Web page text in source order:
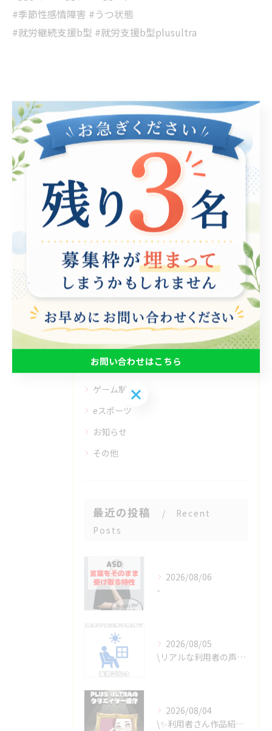
#季節性感情障害 #うつ状態
#就労継続支援b型 #就労支援b型plusultra
< 前のページ 一覧に戻る 次のページ >
関連タグ
#就労継続支援B型
カテゴリー Categories
パソコン
在宅支援
動画編集
ゲーム制作
eスポーツ
お知らせ
その他
最近の投稿
Recent
Posts
2026/08/06
-
2026/08/05
\リアルな利用者の声📣/
2026/08/04
\✨利用者さん作品紹介✨/
お問い合わせはこちら
お問い合わせはこちら